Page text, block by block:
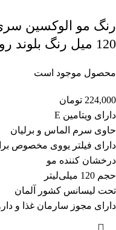
120 میل رنگ بلوند روشن
محصول موجود است
224,000 تومان
دارای ویتامین E
حاوی سرم الماس و برلیان
دارای فیلتر یووی مخصوص
درخشان کننده مو
حجم 120 میلی‌لیتر
تحت لیسانس کشور آلمان
دارای مجوز سارمان غذا و